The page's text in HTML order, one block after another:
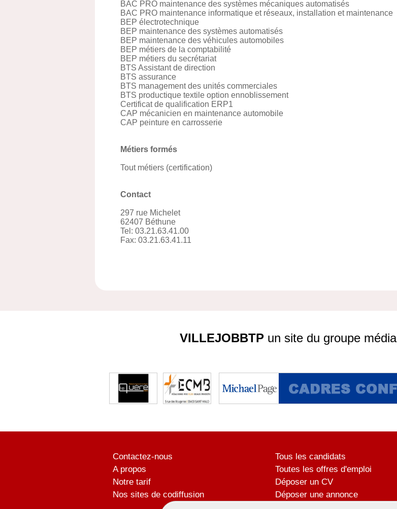
BAC PRO maintenance des systèmes mécaniques automatisés
BAC PRO maintenance informatique et réseaux, installation et maintenance
BEP électrotechnique
BEP maintenance des systèmes automatisés
BEP maintenance des véhicules automobiles
BEP métiers de la comptabilité
BEP métiers du secrétariat
BTS Assistant de direction
BTS assurance
BTS management des unités commerciales
BTS productique textile option ennoblissement
Certificat de qualification ERP1
CAP mécanicien en maintenance automobile
CAP peinture en carrosserie
Métiers formés
Tout métiers (certification)
Contact
297 rue Michelet
62407 Béthune
Tel: 03.21.63.41.00
Fax: 03.21.63.41.11
VILLEJOBBTPun site du groupe média
Contactez-nous
A propos
Notre tarif
Nos sites de codiffusion
Tous les candidats
Toutes les offres d'emploi
Déposer un CV
Déposer une annonce